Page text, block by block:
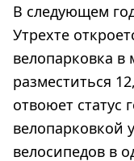
В следующем
Утрехте
велопарковка
разместиться
отвоюет статус
велопарковкой
велосипедов в